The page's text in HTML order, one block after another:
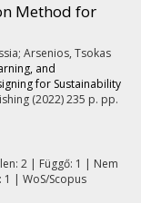
Method for
Arsenios, Tsokas
and
for Sustainability
(2022)235 p. pp.
2 | Függő: 1 | Nem
| WoS/Scopus